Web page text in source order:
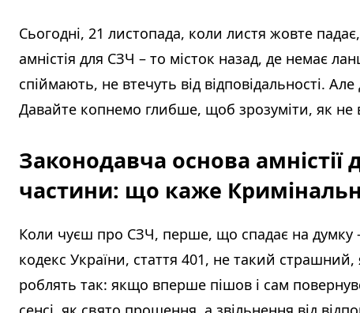
Сьогодні, 21 листопада, коли листя жовте
амністія для СЗЧ – то місток назад, де немає
спіймають, не втечуть від відповідальності.
Давайте копнемо глибше, щоб зрозуміти, як не
Законодавча основа
частини: що каже
Коли чуєш про СЗЧ, перше, що спадає на думку
кодекс України, стаття 401, не такий
роблять так: якщо вперше пішов і сам